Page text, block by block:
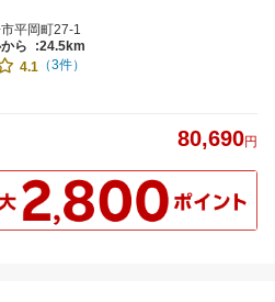
平岡町27-1
ら
:24.5km
4.1 （3件）
80,690円